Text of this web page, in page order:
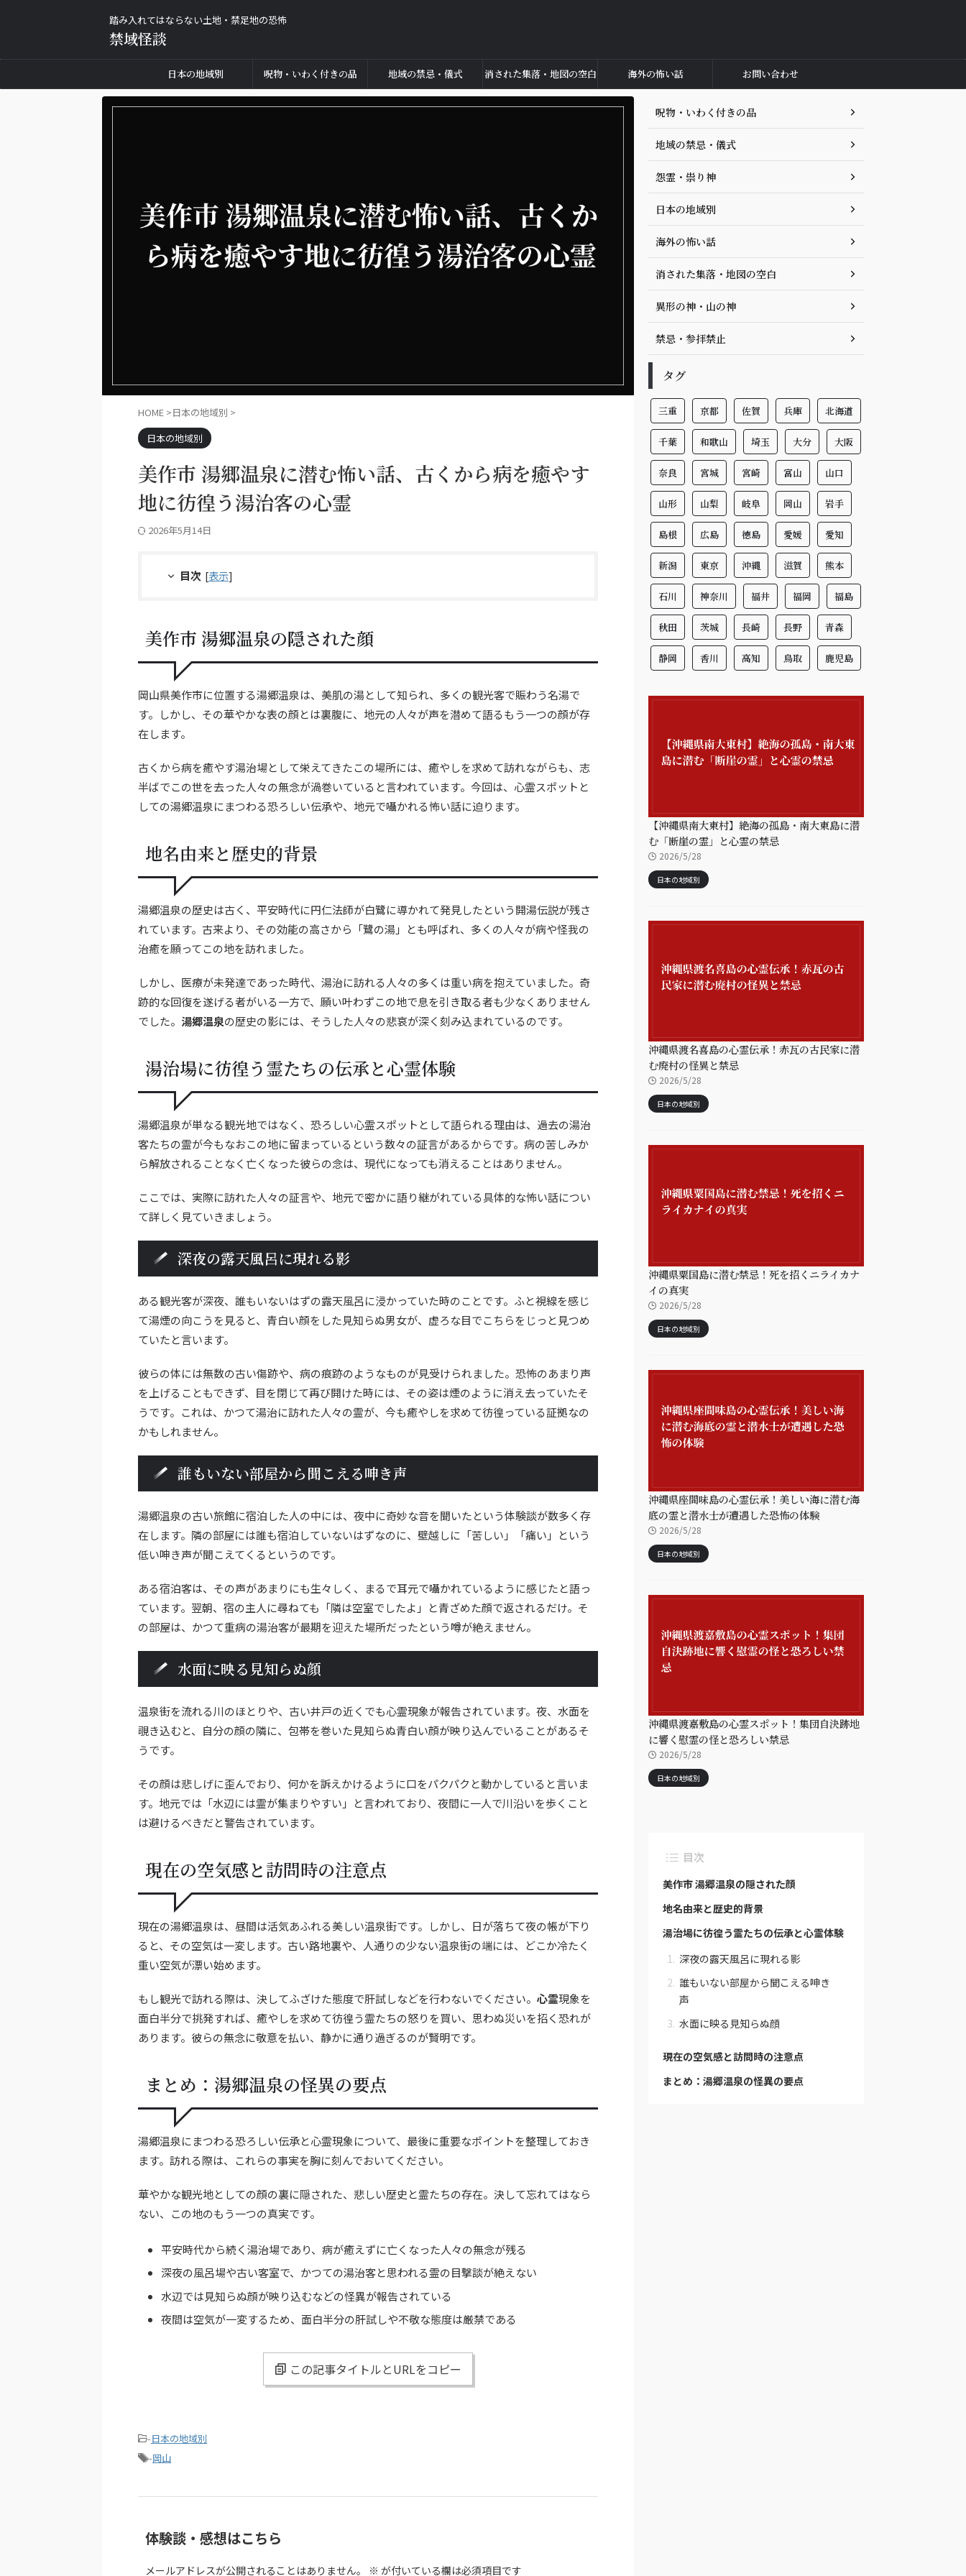
踏み入れてはならない土地・禁足地の恐怖
禁域怪談
日本の地域別 呪物・いわく付きの品 地域の禁忌・儀式 消された集落・地図の空白 海外の怖い話 お問い合わせ
HOME >日本の地域別 >
日本の地域別
美作市 湯郷温泉に潜む怖い話、古くから病を癒やす
地に彷徨う湯治客の心霊
2026年5月14日
目次 [表示]
美作市 湯郷温泉の隠された顔
岡山県美作市に位置する湯郷温泉は、美肌の湯として知られ、多くの観光客で賑わう名湯で
す。しかし、その華やかな表の顔とは裏腹に、地元の人々が声を潜めて語るもう一つの顔が存
在します。
古くから病を癒やす湯治場として栄えてきたこの場所には、癒やしを求めて訪れながらも、志
半ばでこの世を去った人々の無念が渦巻いていると言われています。今回は、心霊スポットと
しての湯郷温泉にまつわる恐ろしい伝承や、地元で囁かれる怖い話に迫ります。
地名由来と歴史的背景
湯郷温泉の歴史は古く、平安時代に円仁法師が白鷺に導かれて発見したという開湯伝説が残さ
れています。古来より、その効能の高さから「鷺の湯」とも呼ばれ、多くの人々が病や怪我の
治癒を願ってこの地を訪れました。
しかし、医療が未発達であった時代、湯治に訪れる人々の多くは重い病を抱えていました。奇
跡的な回復を遂げる者がいる一方で、願い叶わずこの地で息を引き取る者も少なくありません
でした。 湯郷温泉の歴史の影には、そうした人々の悲哀が深く刻み込まれているのです。
湯治場に彷徨う霊たちの伝承と心霊体験
湯郷温泉が単なる観光地ではなく、恐ろしい心霊スポットとして語られる理由は、過去の湯治
客たちの霊が今もなおこの地に留まっているという数々の証言があるからです。病の苦しみか
ら解放されることなく亡くなった彼らの念は、現代になっても消えることはありません。
ここでは、実際に訪れた人々の証言や、地元で密かに語り継がれている具体的な怖い話につい
て詳しく見ていきましょう。
深夜の露天風呂に現れる影
ある観光客が深夜、誰もいないはずの露天風呂に浸かっていた時のことです。ふと視線を感じ
て湯煙の向こうを見ると、青白い顔をした見知らぬ男女が、虚ろな目でこちらをじっと見つめ
ていたと言います。
彼らの体には無数の古い傷跡や、病の痕跡のようなものが見受けられました。恐怖のあまり声
を上げることもできず、目を閉じて再び開けた時には、その姿は煙のように消え去っていたそ
うです。これは、かつて湯治に訪れた人々の霊が、今も癒やしを求めて彷徨っている証拠なの
かもしれません。
誰もいない部屋から聞こえる呻き声
湯郷温泉の古い旅館に宿泊した人の中には、夜中に奇妙な音を聞いたという体験談が数多く存
在します。隣の部屋には誰も宿泊していないはずなのに、壁越しに「苦しい」「痛い」という
低い呻き声が聞こえてくるというのです。
ある宿泊客は、その声があまりにも生々しく、まるで耳元で囁かれているように感じたと語っ
ています。翌朝、宿の主人に尋ねても「隣は空室でしたよ」と青ざめた顔で返されるだけ。そ
の部屋は、かつて重病の湯治客が最期を迎えた場所だったという噂が絶えません。
水面に映る見知らぬ顔
温泉街を流れる川のほとりや、古い井戸の近くでも心霊現象が報告されています。夜、水面を
覗き込むと、自分の顔の隣に、包帯を巻いた見知らぬ青白い顔が映り込んでいることがあるそ
うです。
その顔は悲しげに歪んでおり、何かを訴えかけるように口をパクパクと動かしていると言いま
す。地元では「水辺には霊が集まりやすい」と言われており、夜間に一人で川沿いを歩くこと
は避けるべきだと警告されています。
現在の空気感と訪問時の注意点
現在の湯郷温泉は、昼間は活気あふれる美しい温泉街です。しかし、日が落ちて夜の帳が下り
ると、その空気は一変します。古い路地裏や、人通りの少ない温泉街の端には、どこか冷たく
重い空気が漂い始めます。
もし観光で訪れる際は、決してふざけた態度で肝試しなどを行わないでください。 心霊現象を
面白半分で挑発すれば、癒やしを求めて彷徨う霊たちの怒りを買い、思わぬ災いを招く恐れが
あります。彼らの無念に敬意を払い、静かに通り過ぎるのが賢明です。
まとめ：湯郷温泉の怪異の要点
湯郷温泉にまつわる恐ろしい伝承と心霊現象について、最後に重要なポイントを整理しておき
ます。訪れる際は、これらの事実を胸に刻んでおいてください。
華やかな観光地としての顔の裏に隠された、悲しい歴史と霊たちの存在。決して忘れてはなら
ない、この地のもう一つの真実です。
平安時代から続く湯治場であり、病が癒えずに亡くなった人々の無念が残る
深夜の風呂場や古い客室で、かつての湯治客と思われる霊の目撃談が絶えない
水辺では見知らぬ顔が映り込むなどの怪異が報告されている
夜間は空気が一変するため、面白半分の肝試しや不敬な態度は厳禁である
この記事タイトルとURLをコピー
-日本の地域別
-岡山
体験談・感想はこちら
メールアドレスが公開されることはありません。 ※ が付いている欄は必須項目です
呪物・いわく付きの品
地域の禁忌・儀式
怨霊・祟り神
日本の地域別
海外の怖い話
消された集落・地図の空白
異形の神・山の神
禁忌・参拝禁止
タグ
三重 京都 佐賀 兵庫 北海道
千葉 和歌山 埼玉 大分 大阪
奈良 宮城 宮崎 富山 山口
山形 山梨 岐阜 岡山 岩手
島根 広島 徳島 愛媛 愛知
新潟 東京 沖縄 滋賀 熊本
石川 神奈川 福井 福岡 福島
秋田 茨城 長崎 長野 青森
静岡 香川 高知 鳥取 鹿児島
【沖縄県南大東村】絶海の孤島・南大東島に潜
む「断崖の霊」と心霊の禁忌
2026/5/28
日本の地域別
沖縄県渡名喜島の心霊伝承！赤瓦の古民家に潜
む廃村の怪異と禁忌
2026/5/28
日本の地域別
沖縄県粟国島に潜む禁忌！死を招くニライカナ
イの真実
2026/5/28
日本の地域別
沖縄県座間味島の心霊伝承！美しい海に潜む海
底の霊と潜水士が遭遇した恐怖の体験
2026/5/28
日本の地域別
沖縄県渡嘉敷島の心霊スポット！集団自決跡地
に響く慰霊の怪と恐ろしい禁忌
2026/5/28
日本の地域別
目次
美作市 湯郷温泉の隠された顔
地名由来と歴史的背景
湯治場に彷徨う霊たちの伝承と心霊体験
深夜の露天風呂に現れる影
誰もいない部屋から聞こえる呻き
声
水面に映る見知らぬ顔
現在の空気感と訪問時の注意点
まとめ：湯郷温泉の怪異の要点